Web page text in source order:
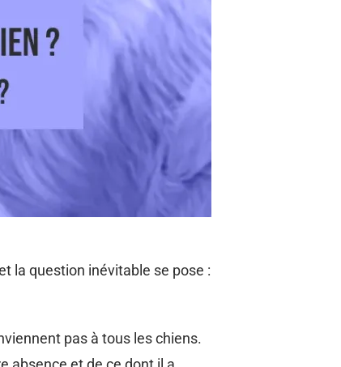
la question inévitable se pose :
pas à tous les chiens.